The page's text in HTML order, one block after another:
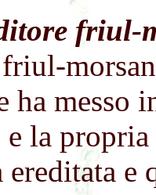
friul-
ha
la
ereditata